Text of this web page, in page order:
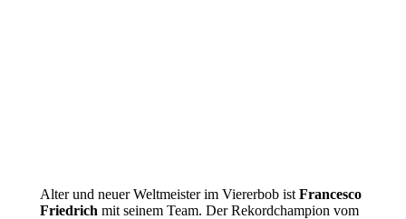
Alter und neuer Weltmeister im Viererbob ist Francesco
Friedrich mit seinem Team. Der Rekordchampion vom